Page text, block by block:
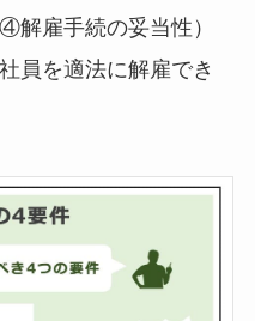
雇手続の妥当性）
員を適法に解雇でき